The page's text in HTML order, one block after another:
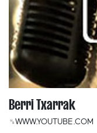
Berri Txarrak
␟WWW.YOUTUBE.COM